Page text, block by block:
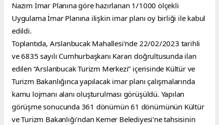
Nazım İmar Planına göre hazırlanan 1/1000 ölçekli
Uygulama İmar Planına ilişkin imar planı oy birliği ile kabul
edildi.
Toplantıda, Arslanbucak Mahallesi'nde 22/02/2023 tarihli
ve 6835 sayılı Cumhurbaşkanı Kararı doğrultusunda ilan
edilen “Arslanbucak Turizm Merkezi” içerisinde Kültür ve
Turizm Bakanlığınca yapılacak imar planı çalışmalarında
kamu lojmanı alanı oluşturulması görüşüldü. Yapılan
görüşme sonucunda 361 dönümün 61 dönümünün Kültür
ve Turizm Bakanlığı'ndan Kemer Belediyesi'ne tahsisinin